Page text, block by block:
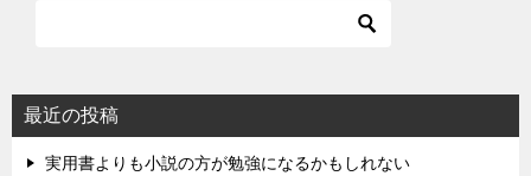
最近の投稿
実用書よりも小説の方が勉強になるかもしれない